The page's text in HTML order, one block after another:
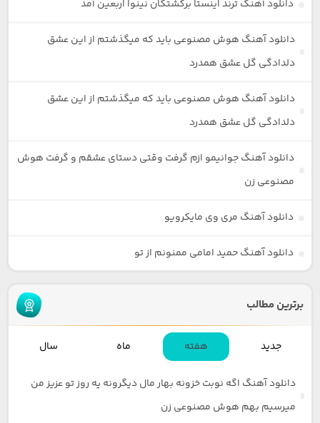
دانلود آهنگ ترند اینستا برکشتگان نینوا اربعین آمد
دانلود آهنگ هوش مصنوعی باید که میگذشتم از این عشق
دلدادگی گل عشق همدرد
دانلود آهنگ هوش مصنوعی باید که میگذشتم از این عشق
دلدادگی گل عشق همدرد
دانلود آهنگ جوانیمو ازم گرفت وقتی دستای عشقم و گرفت هوش
مصنوعی زن
دانلود آهنگ مری وی مایکرویو
دانلود آهنگ حمید امامی ممنونم از تو
برترین مطالب
جدید هفته ماه سال
دانلود آهنگ اگه نوبت خزونه بهار مال دیگرونه یه روز تو عزیز من
میرسیم بهم هوش مصنوعی زن